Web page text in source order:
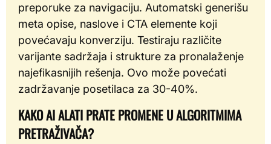
preporuke za navigaciju. Automatski generišu
meta opise, naslove i CTA elemente koji
povećavaju konverziju. Testiraju različite
varijante sadržaja i strukture za pronalaženje
najefikasnijih rešenja. Ovo može povećati
zadržavanje posetilaca za 30-40%.
KAKO AI ALATI PRATE PROMENE U ALGORITMIMA
PRETRAŽIVAČA?